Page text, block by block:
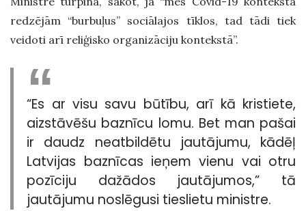
redzējām “burbuļus” sociālajos tīklos, tad tādi tiek
veidoti arī reliģisko organizāciju kontekstā”.
“Es ar visu savu būtību, arī kā kristiete,
aizstāvēšu baznīcu lomu. Bet man pašai
ir daudz neatbildētu jautājumu, kādēļ
Latvijas baznīcas ieņem vienu vai otru
pozīciju dažādos jautājumos,” tā
jautājumu noslēgusi tieslietu ministre.